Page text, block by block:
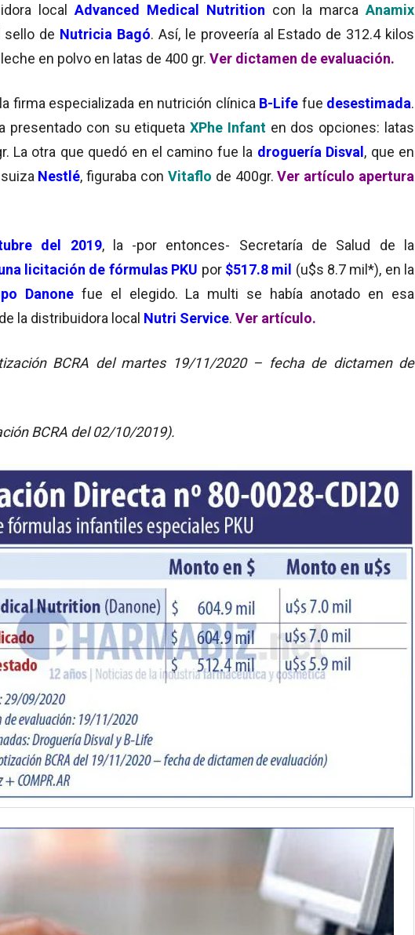
local Advanced Medical Nutrition con la marcaAnamix
sello de Nutricia Bagó. Así, le proveería al Estado de 312.4 kilos
en polvo en latas de 400 gr. Ver dictamen de evaluación.
firma especializada en nutrición clínica B-Life fue desestimada.
presentado con su etiquetaXPhe Infanten dos opciones: latas
La otra que quedó en el camino fue la droguería Disval, que en
Nestlé, figuraba con Vitaflo de 400gr.Ver artículo apertura
del 2019, la -por entonces- Secretaría de Salud de la
licitación de fórmulas PKU por $517.8 mil (u$s 8.7 mil*), en la
Danone fue el elegido. La multi se había anotado en esa
la distribuidora local Nutri Service. Ver artículo.
BCRA del martes 19/11/2020 – fecha de dictamen de
BCRA del 02/10/2019).